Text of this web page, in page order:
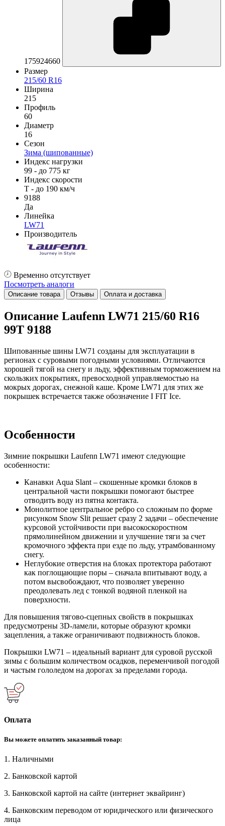
175924660
Размер
215/60 R16
Ширина
215
Профиль
60
Диаметр
16
Сезон
Зима (шипованные)
Индекс нагрузки
99 - до 775 кг
Индекс скорости
T - до 190 км/ч
9188
Да
Линейка
LW71
Производитель
Временно отсутствует
Посмотреть аналоги
Описание товара Отзывы Оплата и доставка
Описание Laufenn LW71 215/60 R16
99T 9188
Шипованные шины LW71 созданы для эксплуатации в
регионах с суровыми погодными условиями. Отличаются
хорошей тягой на снегу и льду, эффективным торможением на
скользких покрытиях, превосходной управляемостью на
мокрых дорогах, снежной каше. Кроме LW71 для этих же
покрышек встречается также обозначение I FIT Ice.
Особенности
Зимние покрышки Laufenn LW71 имеют следующие
особенности:
Канавки Aqua Slant – скошенные кромки блоков в
центральной части покрышки помогают быстрее
отводить воду из пятна контакта.
Монолитное центральное ребро со сложным по форме
рисунком Snow Slit решает сразу 2 задачи – обеспечение
курсовой устойчивости при высокоскоростном
прямолинейном движении и улучшение тяги за счет
кромочного эффекта при езде по льду, утрамбованному
снегу.
Неглубокие отверстия на блоках протектора работают
как поглощающие поры – сначала впитывают воду, а
потом высвобождают, что позволяет уверенно
преодолевать лед с тонкой водяной пленкой на
поверхности.
Для повышения тягово-сцепных свойств в покрышках
предусмотрены 3D-ламели, которые образуют кромки
зацепления, а также ограничивают подвижность блоков.
Покрышки LW71 – идеальный вариант для суровой русской
зимы с большим количеством осадков, переменчивой погодой
и частым гололедом на дорогах за пределами города.
Оплата
Вы можете оплатить заказанный товар:
1. Наличными
2. Банковской картой
3. Банковской картой на сайте (интернет эквайринг)
4. Банковским переводом от юридического или физического
лица